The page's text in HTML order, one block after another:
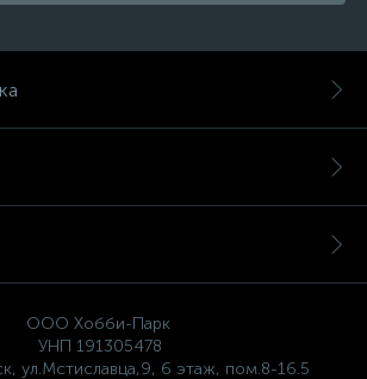
ООО Хобби-Парк
УНП 191305478
ул.Мстиславца,9, 6 этаж, пом.8-16.5